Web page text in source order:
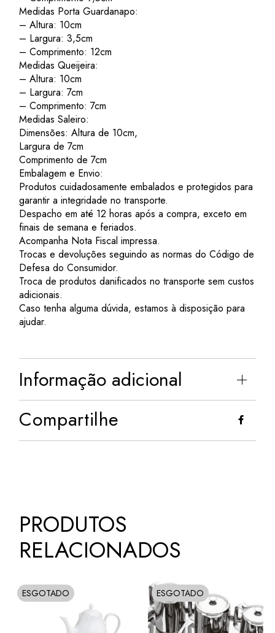
Medidas Porta Guardanapo:
– Altura: 10cm
– Largura: 3,5cm
– Comprimento: 12cm
Medidas Queijeira:
– Altura: 10cm
– Largura: 7cm
– Comprimento: 7cm
Medidas Saleiro:
Dimensões: Altura de 10cm,
Largura de 7cm
Comprimento de 7cm
Embalagem e Envio:
Produtos cuidadosamente embalados e protegidos para
garantir a integridade no transporte.
Despacho em até 12 horas após a compra, exceto em
finais de semana e feriados.
Acompanha Nota Fiscal impressa.
Trocas e devoluções seguindo as normas do Código de
Defesa do Consumidor.
Troca de produtos danificados no transporte sem custos
adicionais.
Caso tenha alguma dúvida, estamos à disposição para
ajudar.
Informação adicional
Compartilhe
PRODUTOS
RELACIONADOS
ESGOTADO
SOLD ESGOTADO
SOLD